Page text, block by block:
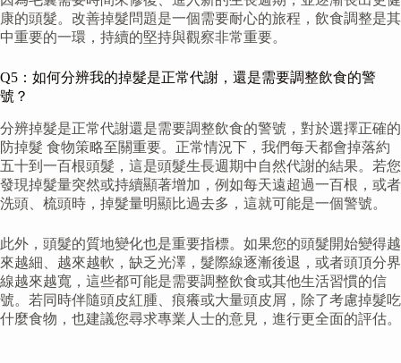
康的頭髮。改善掉髮問題是一個需要耐心的旅程，飲食調整是其
中重要的一環，持續的堅持與觀察非常重要。
Q5：如何分辨我的掉髮是正常代謝，還是需要調整飲食的警
號？
分辨掉髮是正常代謝還是需要調整飲食的警號，對於選擇正確的
防掉髮 食物策略至關重要。正常情況下，我們每天都會掉落約
五十到一百根頭髮，這是頭髮生長週期中自然代謝的結果。若您
發現掉髮量突然或持續顯著增加，例如每天遠超過一百根，或者
洗頭、梳頭時，掉髮量明顯比過去多，這就可能是一個警號。
此外，頭髮的質地變化也是重要指標。如果您的頭髮開始變得越
來越細、越來越軟，缺乏光澤，髮際線逐漸後退，或者頭頂分界
線越來越寬，這些都可能是需要調整飲食或其他生活習慣的信
號。若同時伴隨頭皮紅腫、痕癢或大量頭皮屑，除了考慮掉髮吃
什麼食物，也建議您尋求專業人士的意見，進行更全面的評估。